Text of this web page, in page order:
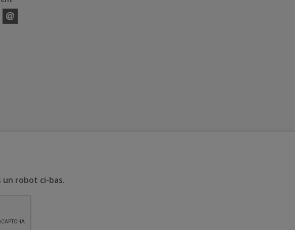
Envoyer
robot ci-bas.